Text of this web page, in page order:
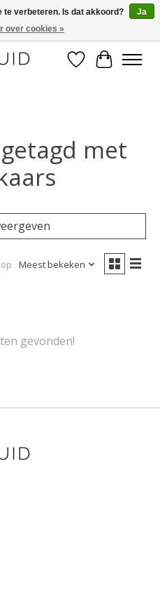
een mooie, gezonde huid.
Verlanglijst
met
Meest bekeken
gevonden!
te verbeteren. Is dat akkoord?
Ja
over cookies »